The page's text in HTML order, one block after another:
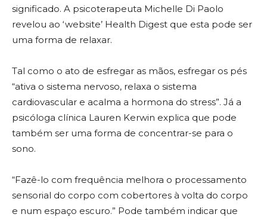
significado. A psicoterapeuta Michelle Di Paolo
revelou ao ‘website’ Health Digest que esta pode ser
uma forma de relaxar.
Tal como o ato de esfregar as mãos, esfregar os pés
“ativa o sistema nervoso, relaxa o sistema
cardiovascular e acalma a hormona do stress”. Já a
psicóloga clínica Lauren Kerwin explica que pode
também ser uma forma de concentrar-se para o
sono.
“Fazê-lo com frequência melhora o processamento
sensorial do corpo com cobertores à volta do corpo
e num espaço escuro.” Pode também indicar que